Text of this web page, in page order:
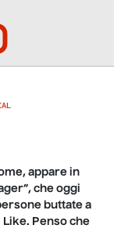
appare in
che oggi
buttate a
Penso che